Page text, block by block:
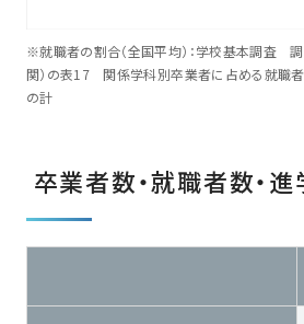
※就職者の割合（全国平均）：学校基本調査
関）の表17 関係学科別卒業者に占める就職者
の計
卒業者数・就職者数・